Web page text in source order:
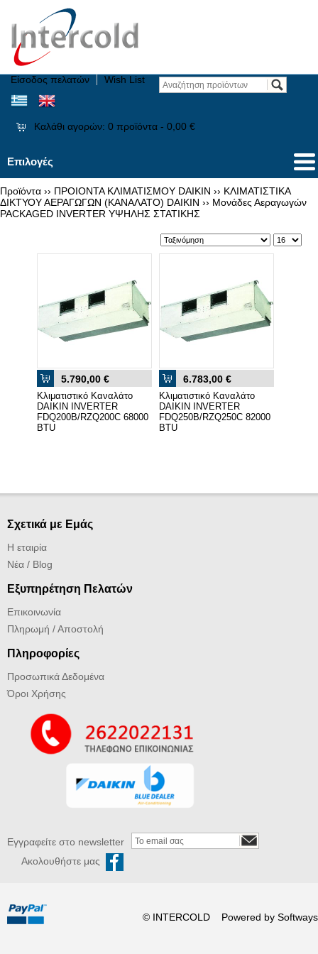
Είσοδος πελατών Wish List
Καλάθι αγορών: 0 προϊόντα - 0,00 €
Επιλογές
Προϊόντα ›› ΠΡΟΙΟΝΤΑ ΚΛΙΜΑΤΙΣΜΟΥ DAIKIN ›› ΚΛΙΜΑΤΙΣΤΙΚΑ
ΔΙΚΤΥΟΥ ΑΕΡΑΓΩΓΩΝ (ΚΑΝΑΛΑΤΟ) DAIKIN ›› Μονάδες Αεραγωγών
PACKAGED INVERTER ΥΨΗΛΗΣ ΣΤΑΤΙΚΗΣ
5.790,00 €
Κλιματιστικό Καναλάτο
DAIKIN INVERTER
FDQ200B/RZQ200C 68000
BTU
6.783,00 €
Κλιματιστικό Καναλάτο
DAIKIN INVERTER
FDQ250B/RZQ250C 82000
BTU
Σχετικά με Εμάς
Η εταιρία
Νέα / Blog
Εξυπηρέτηση Πελατών
Επικοινωνία
Πληρωμή / Αποστολή
Πληροφορίες
Προσωπικά Δεδομένα
Όροι Χρήσης
Εγγραφείτε στο newsletter
Ακολουθήστε μας
© INTERCOLD Powered by Softways